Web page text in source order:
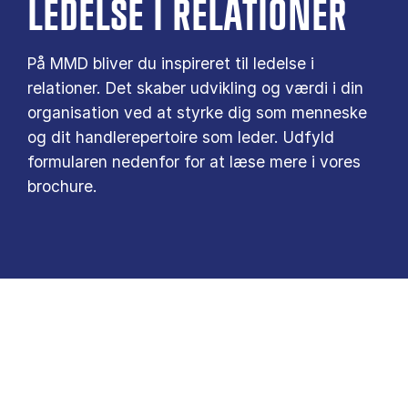
LEDELSE I RELATIONER
På MMD bliver du inspireret til ledelse i
relationer. Det skaber udvikling og værdi i din
organisation ved at styrke dig som menneske
og dit handlerepertoire som leder. Udfyld
formularen nedenfor for at læse mere i vores
brochure.